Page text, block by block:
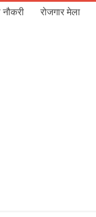
नौकरी रोजगार मेला